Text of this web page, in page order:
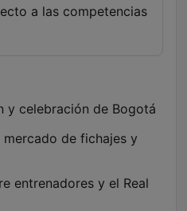
a las competencias
y celebración de Bogotá
de fichajes y
entrenadores y el Real